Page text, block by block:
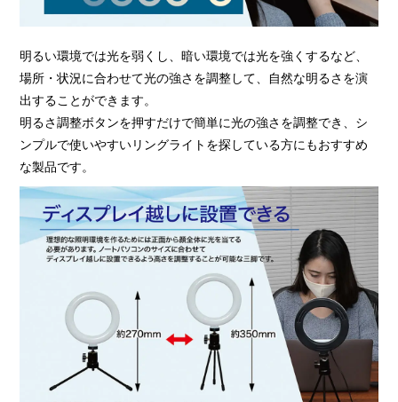
明るい環境では光を弱くし、暗い環境では光を強くするなど、
場所・状況に合わせて光の強さを調整して、自然な明るさを演
出することができます。
明るさ調整ボタンを押すだけで簡単に光の強さを調整でき、シ
ンプルで使いやすいリングライトを探している方にもおすすめ
な製品です。